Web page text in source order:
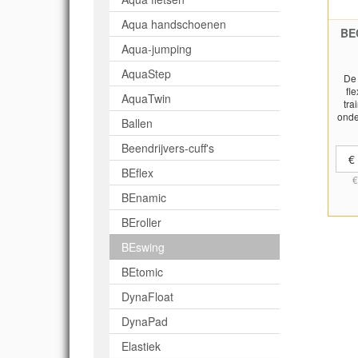
Aqua handschoenen
Aqua-jumping
AquaStep
AquaTwin
Ballen
Beendrijvers-cuff's
BEflex
BEnamic
BEroller
BEswing
BEtomic
DynaFloat
DynaPad
Elastiek
€